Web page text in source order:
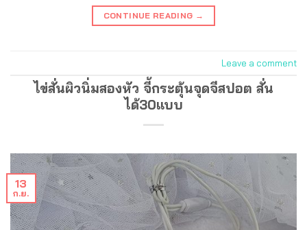
CONTINUE READING →
Leave a comment
ไข่สั่นผิวนิ่มสองหัว จี้กระตุ้นจุดจีสปอต สั่น
ได้30แบบ
13
ก.ย.